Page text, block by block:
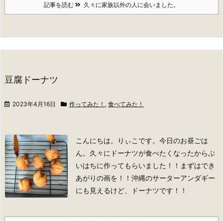
記事を読む 久々に家族以外の人に会いました。
豆腐ドーナツ
2023年4月16日 作ってみた！ , 食べてみた！
こんにちは。りぃこです。 今日のお昼ごは
ん。久々にドーナツが食べたくなったからぶ
いはちに作ってもらいました！！ まずはでき
あがりの画を！！ 沖縄のサーターアンダギー
にも見えるけど、ドーナツです！！